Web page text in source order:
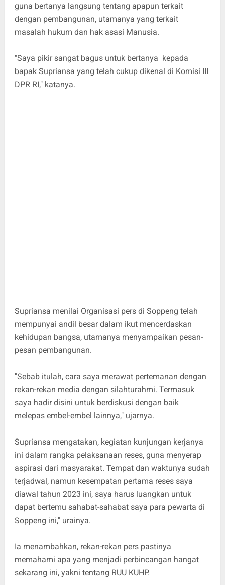
guna bertanya langsung tentang apapun terkait
dengan pembangunan, utamanya yang terkait
masalah hukum dan hak asasi Manusia.
"Saya pikir sangat bagus untuk bertanya kepada
bapak Supriansa yang telah cukup dikenal di Komisi III
DPR RI," katanya.
Supriansa menilai Organisasi pers di Soppeng telah
mempunyai andil besar dalam ikut mencerdaskan
kehidupan bangsa, utamanya menyampaikan pesan-
pesan pembangunan.
"Sebab itulah, cara saya merawat pertemanan dengan
rekan-rekan media dengan silahturahmi. Termasuk
saya hadir disini untuk berdiskusi dengan baik
melepas embel-embel lainnya," ujarnya.
Supriansa mengatakan, kegiatan kunjungan kerjanya
ini dalam rangka pelaksanaan reses, guna menyerap
aspirasi dari masyarakat. Tempat dan waktunya sudah
terjadwal, namun kesempatan pertama reses saya
diawal tahun 2023 ini, saya harus luangkan untuk
dapat bertemu sahabat-sahabat saya para pewarta di
Soppeng ini," urainya.
Ia menambahkan, rekan-rekan pers pastinya
memahami apa yang menjadi perbincangan hangat
sekarang ini, yakni tentang RUU KUHP.